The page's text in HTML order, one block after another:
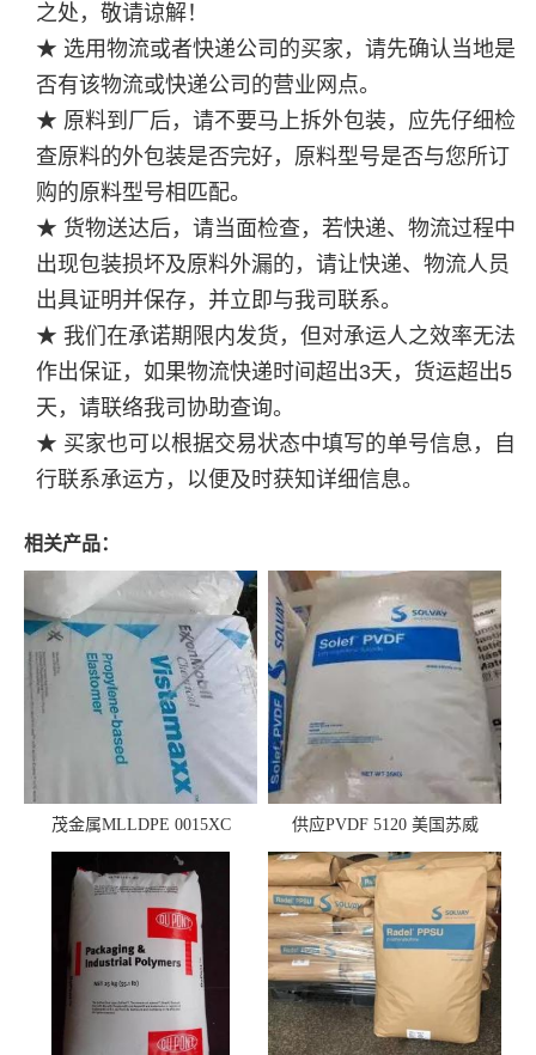
之处，敬请谅解！
★ 选用物流或者快递公司的买家，请先确认当地是
否有该物流或快递公司的营业网点。
★ 原料到厂后，请不要马上拆外包装，应先仔细检
查原料的外包装是否完好，原料型号是否与您所订
购的原料型号相匹配。
★ 货物送达后，请当面检查，若快递、物流过程中
出现包装损坏及原料外漏的，请让快递、物流人员
出具证明并保存，并立即与我司联系。
★ 我们在承诺期限内发货，但对承运人之效率无法
作出保证，如果物流快递时间超出3天，货运超出5
天，请联络我司协助查询。
★ 买家也可以根据交易状态中填写的单号信息，自
行联系承运方，以便及时获知详细信息。
相关产品：
茂金属MLLDPE 0015XC
0019XC 现货
供应PVDF 5120 美国苏威